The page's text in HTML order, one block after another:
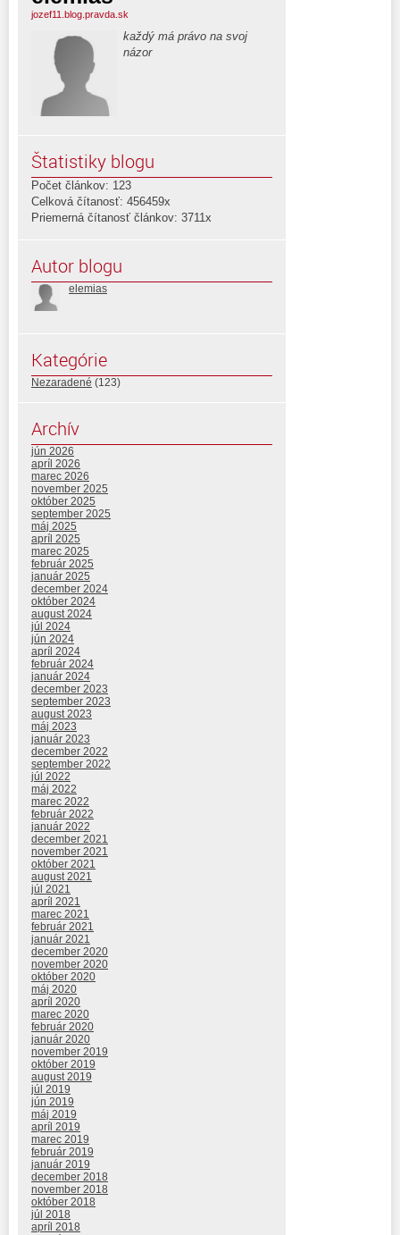
jozef11.blog.pravda.sk
každý má právo na svoj
názor
Štatistiky blogu
Počet článkov: 123
Celková čítanosť: 456459x
Priemerná čítanosť článkov: 3711x
Autor blogu
elemias
Kategórie
Nezaradené (123)
Archív
jún 2026
apríl 2026
marec 2026
november 2025
október 2025
september 2025
máj 2025
apríl 2025
marec 2025
február 2025
január 2025
december 2024
október 2024
august 2024
júl 2024
jún 2024
apríl 2024
február 2024
január 2024
december 2023
september 2023
august 2023
máj 2023
január 2023
december 2022
september 2022
júl 2022
máj 2022
marec 2022
február 2022
január 2022
december 2021
november 2021
október 2021
august 2021
júl 2021
apríl 2021
marec 2021
február 2021
január 2021
december 2020
november 2020
október 2020
máj 2020
apríl 2020
marec 2020
február 2020
január 2020
november 2019
október 2019
august 2019
júl 2019
jún 2019
máj 2019
apríl 2019
marec 2019
február 2019
január 2019
december 2018
november 2018
október 2018
júl 2018
apríl 2018